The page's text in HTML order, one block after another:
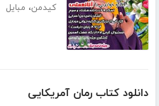
کیدمن، مبایل
دانلود کتاب رمان آمریکایی